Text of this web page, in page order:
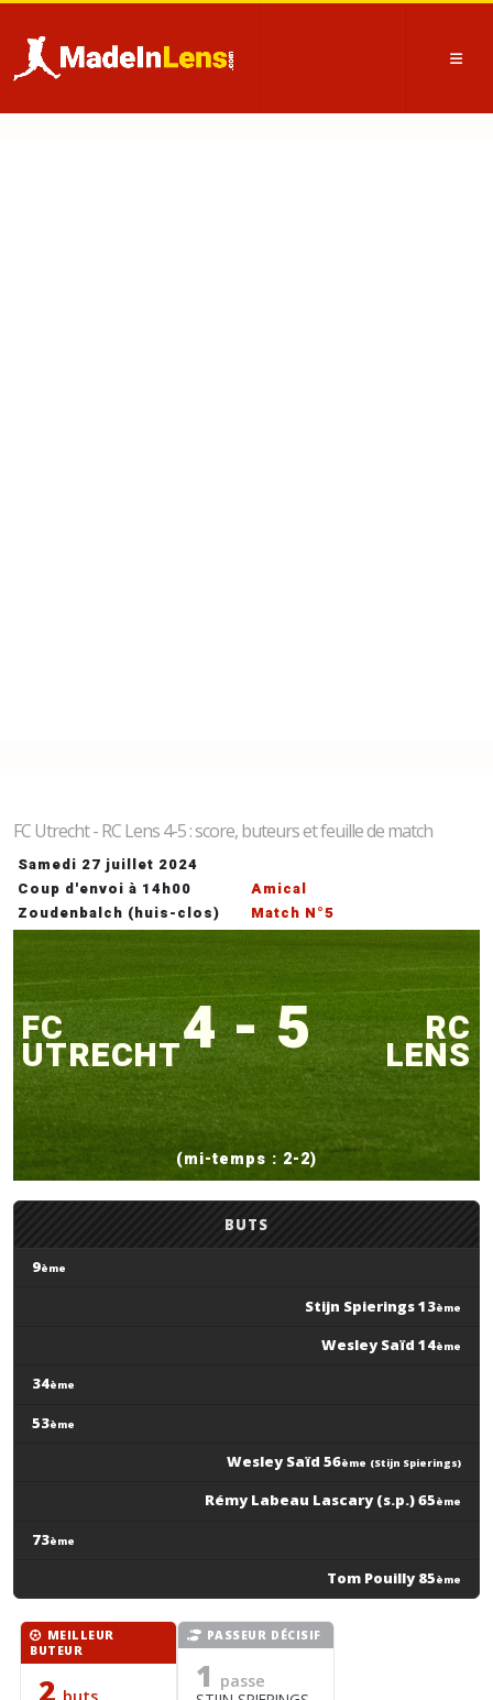
FC Utrecht - RC Lens 4-5 : score, buteurs et feuille de match
Samedi 27 juillet 2024
Coup d'envoi à 14h00
Zoudenbalch (huis-clos)
Amical
Match N°5
FC
UTRECHT4 - 5 RC
LENS
(mi-temps : 2-2)
BUTS
9ème
Stijn Spierings 13ème
Wesley Saïd 14ème
34ème
53ème
Wesley Saïd 56ème (Stijn Spierings)
Rémy Labeau Lascary (s.p.) 65ème
73ème
Tom Pouilly 85ème
MEILLEUR
BUTEUR
2
PASSEUR DÉCISIF
1 passe